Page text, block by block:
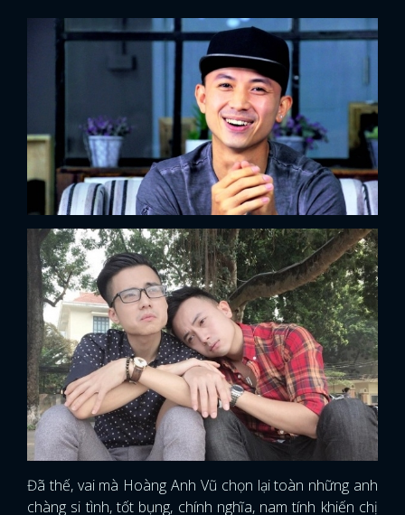
Đã thế, vai mà Hoàng Anh Vũ chọn lại toàn những anh
chàng si tình, tốt bụng, chính nghĩa, nam tính khiến chị